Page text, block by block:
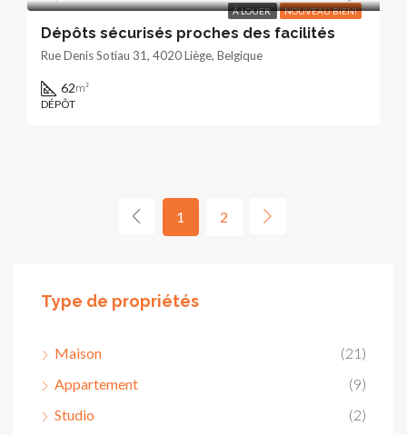
À LOUER NOUVEAU BIEN!
Dépôts sécurisés proches des facilités
Rue Denis Sotiau 31, 4020 Liège, Belgique
62m²
DÉPÔT
1 2
Type de propriétés
Maison
(21)
Appartement
(9)
Studio
(2)